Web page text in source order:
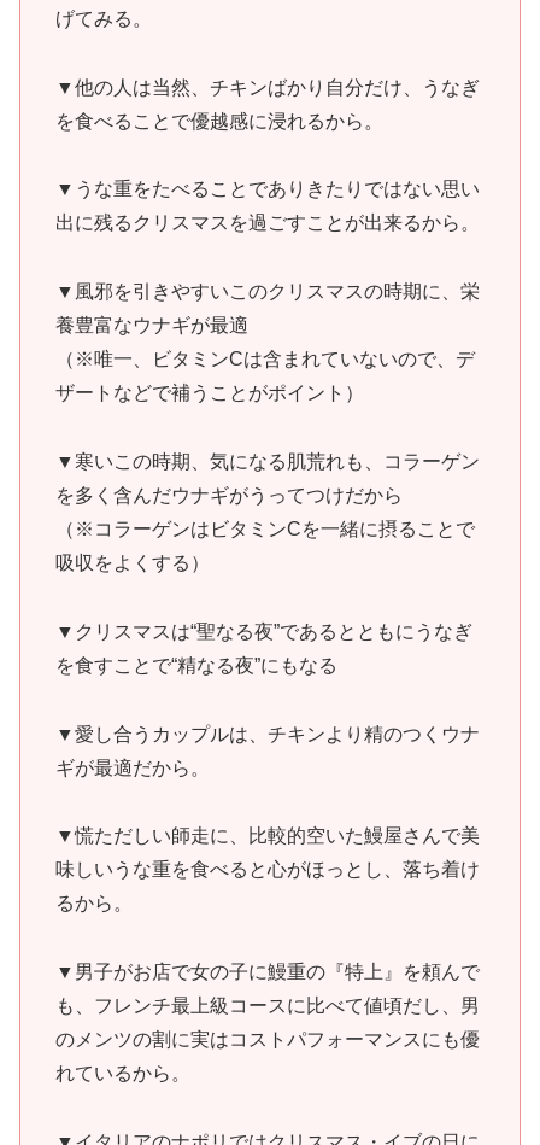
げてみる。
▼他の人は当然、チキンばかり自分だけ、うなぎ
を食べることで優越感に浸れるから。
▼うな重をたべることでありきたりではない思い
出に残るクリスマスを過ごすことが出来るから。
▼風邪を引きやすいこのクリスマスの時期に、栄
養豊富なウナギが最適
（※唯一、ビタミンCは含まれていないので、デ
ザートなどで補うことがポイント）
▼寒いこの時期、気になる肌荒れも、コラーゲン
を多く含んだウナギがうってつけだから
（※コラーゲンはビタミンCを一緒に摂ることで
吸収をよくする）
▼クリスマスは“聖なる夜”であるとともにうなぎ
を食すことで“精なる夜”にもなる
▼愛し合うカップルは、チキンより精のつくウナ
ギが最適だから。
▼慌ただしい師走に、比較的空いた鰻屋さんで美
味しいうな重を食べると心がほっとし、落ち着け
るから。
▼男子がお店で女の子に鰻重の『特上』を頼んで
も、フレンチ最上級コースに比べて値頃だし、男
のメンツの割に実はコストパフォーマンスにも優
れているから。